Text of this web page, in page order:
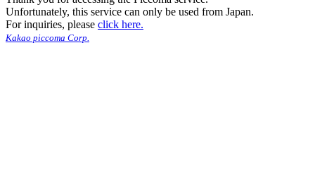
Unfortunately, this service can only be used from Japan.
For inquiries, please click here.
Kakao piccoma Corp.